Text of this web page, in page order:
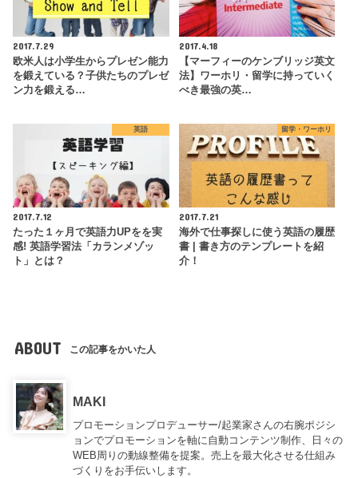
2017.7.29
欧米人は小学生からプレゼン能力
を鍛えている？子供たちのプレゼ
ン力を鍛える…
2017.4.18
【マーフィーのケンブリッジ英文
法】ワーホリ・留学に持っていく
べき最強の英…
英語
2017.7.12
たった１ヶ月で英語力UPをを実
感! 英語学習法「カランメゾッ
ト」とは？
留学・ワーホリ
2017.7.21
海外で仕事探しに使う英語の履歴
書 | 書き方のテンプレートを紹
介！
ABOUT この記事をかいた人
MAKI
プロモーションプロデューサー/起業家さんの右腕ポジシ
ョンでプロモーションを軸に自動コンテンツ制作、日々の
WEB周りの動線整備を提案。売上を最大化させる仕組み
づくりをお手伝いします。